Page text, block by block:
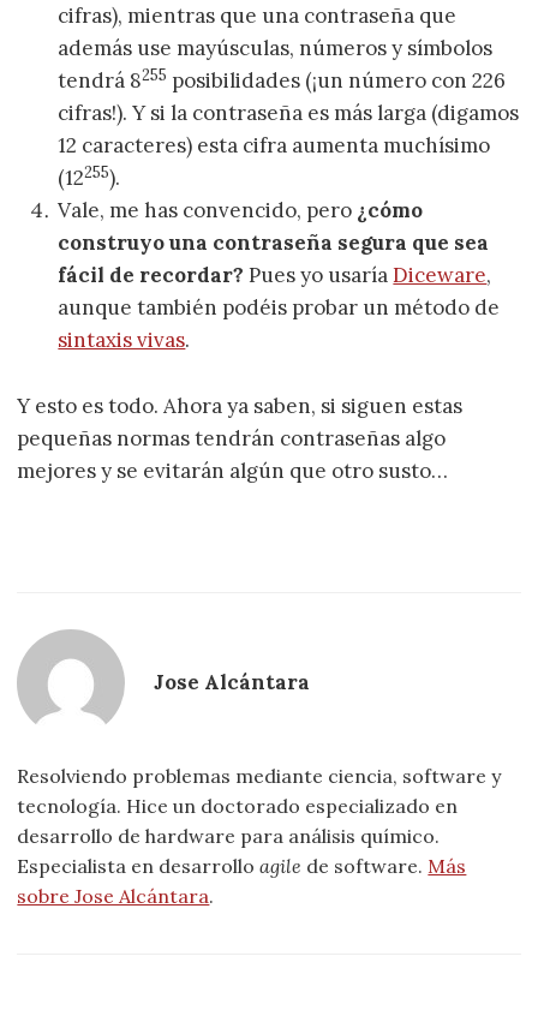
cifras), mientras que una contraseña que
además use mayúsculas, números y símbolos
tendrá 8255 posibilidades (¡un número con 226
cifras!). Y si la contraseña es más larga (digamos
12 caracteres) esta cifra aumenta muchísimo
(12255).
Vale, me has convencido, pero ¿cómo
construyo una contraseña segura que sea
fácil de recordar? Pues yo usaríaDiceware,
aunque también podéis probar un método de
sintaxis vivas.
Y esto es todo. Ahora ya saben, si siguen estas
pequeñas normas tendrán contraseñas algo
mejores y se evitarán algún que otro susto…
Jose Alcántara
Resolviendo problemas mediante ciencia, software y
tecnología. Hice un doctorado especializado en
desarrollo de hardware para análisis químico.
Especialista en desarrolloagile de software. Más
sobre Jose Alcántara.